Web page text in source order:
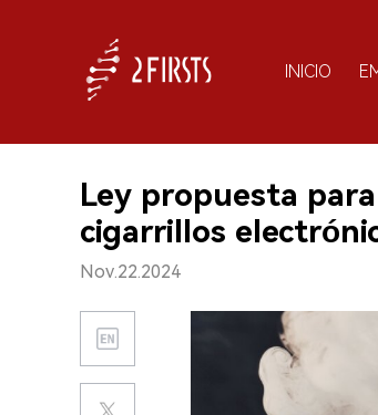
INICIO
Ley propuesta
cigarrillos
Nov.22.2024